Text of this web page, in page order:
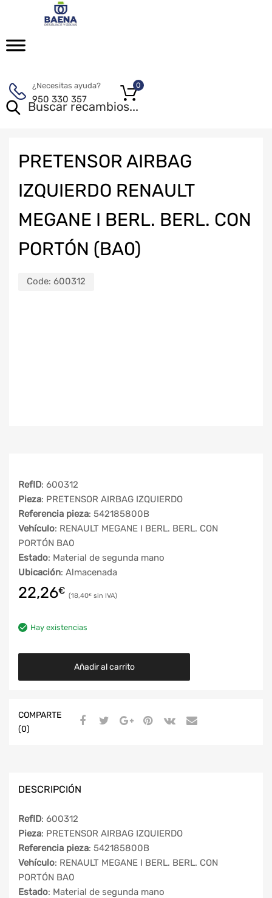
¿Necesitas ayuda?
950 330 357
0
PRETENSOR AIRBAG
IZQUIERDO RENAULT
MEGANE I BERL. BERL. CON
PORTÓN (BA0)
Code: 600312
RefID: 600312
Pieza: PRETENSOR AIRBAG IZQUIERDO
Referencia pieza: 542185800B
Vehículo: RENAULT MEGANE I BERL. BERL. CON
PORTÓN BA0
Estado: Material de segunda mano
Ubicación: Almacenada
22,26€ 18,40€
Hay existencias
Añadir al carrito
COMPARTE
(0)
DESCRIPCIÓN
RefID: 600312
Pieza: PRETENSOR AIRBAG IZQUIERDO
Referencia pieza: 542185800B
Vehículo: RENAULT MEGANE I BERL. BERL. CON
PORTÓN BA0
Estado: Material de segunda mano